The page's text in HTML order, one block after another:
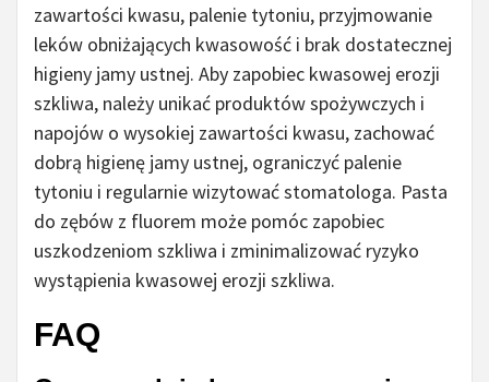
zawartości kwasu, palenie tytoniu, przyjmowanie
leków obniżających kwasowość i brak dostatecznej
higieny jamy ustnej. Aby zapobiec kwasowej erozji
szkliwa, należy unikać produktów spożywczych i
napojów o wysokiej zawartości kwasu, zachować
dobrą higienę jamy ustnej, ograniczyć palenie
tytoniu i regularnie wizytować stomatologa. Pasta
do zębów z fluorem może pomóc zapobiec
uszkodzeniom szkliwa i zminimalizować ryzyko
wystąpienia kwasowej erozji szkliwa.
FAQ